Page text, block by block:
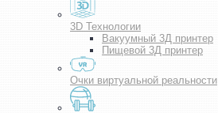
3D Технологии
Вакуумный 3Д принтер
Пищевой 3Д принтер
Очки виртуальной реальности